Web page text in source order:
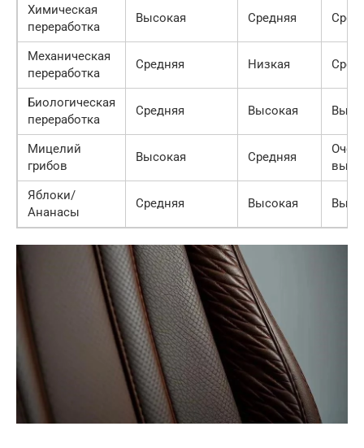
Химическая
переработка
Высокая Средняя
Механическая
переработка
Средняя Низкая
Биологическая
переработка
Средняя Высокая
Мицелий
грибов
Высокая Средняя
Яблоки/
Ананасы
Средняя Высокая